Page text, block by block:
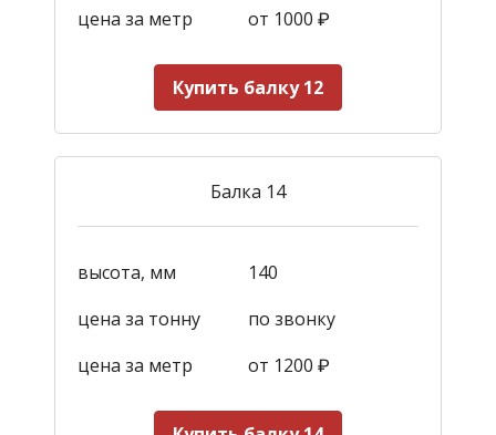
цена за метр
от 1000 ₽
Купить балку 12
Балка 14
высота, мм
140
цена за тонну
по звонку
цена за метр
от 1200 ₽